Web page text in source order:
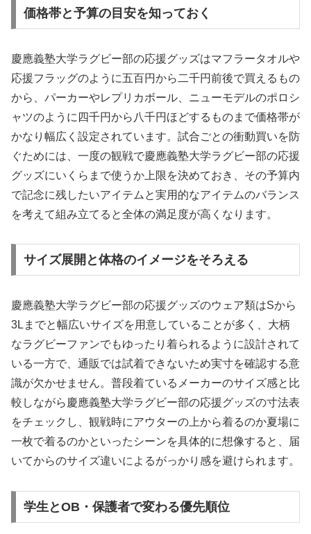
価格帯と予算の目安を知っておく
慶應義塾大学ラグビー部の応援グッズはマフラータオルや
応援フラッグのように五百円から二千円前後で買えるもの
から、パーカーやレプリカボール、ニューモデルのポロシ
ャツのように四千円から八千円ほどするものまで価格帯が
かなり幅広く設定されています。試合ごとの衝動買いを防
ぐためには、一度の観戦で慶應義塾大学ラグビー部の応援
グッズにいくらまで使うか上限を決めておき、その予算内
で記念に残したいアイテムと実用的なアイテムのバランス
を考えて組み立てると全体の満足度が高くなります。
サイズ展開と体格のイメージをそろえる
慶應義塾大学ラグビー部の応援グッズのウェア類はSから
3Lまでと幅広いサイズを用意していることが多く、大柄
なラグビーファンでもゆったり着られるように設計されて
いる一方で、通販では試着できないため実寸を確認する意
識が欠かせません。普段着ているメーカーのサイズ感と比
較しながら慶應義塾大学ラグビー部の応援グッズの寸法表
をチェックし、観戦時にアウターの上から着るのか夏場に
一枚で着るのかといったシーンを具体的に想像すると、届
いてからのサイズ違いによるがっかり感を避けられます。
学生とOB・保護者で変わる優先順位